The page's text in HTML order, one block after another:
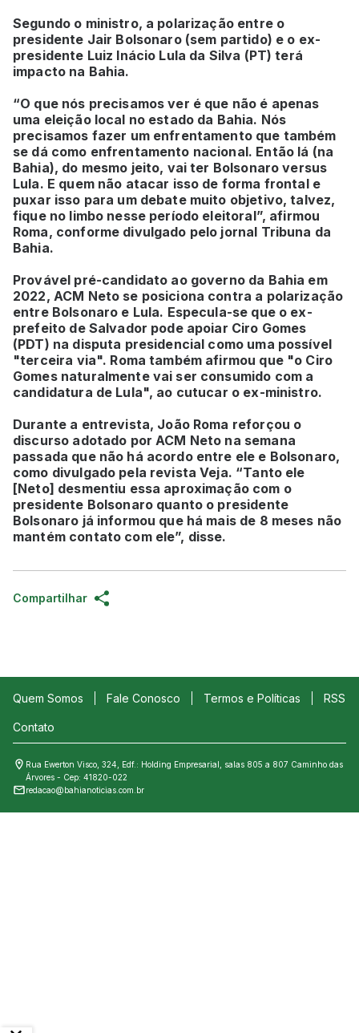
Segundo o ministro, a polarização entre o
presidente Jair Bolsonaro (sem partido) e o ex-
presidente Luiz Inácio Lula da Silva (PT) terá
impacto na Bahia.
“O que nós precisamos ver é que não é apenas
uma eleição local no estado da Bahia. Nós
precisamos fazer um enfrentamento que também
se dá como enfrentamento nacional. Então lá (na
Bahia), do mesmo jeito, vai ter Bolsonaro versus
Lula. E quem não atacar isso de forma frontal e
puxar isso para um debate muito objetivo, talvez,
fique no limbo nesse período eleitoral”, afirmou
Roma, conforme divulgado pelo jornal Tribuna da
Bahia.
Provável pré-candidato ao governo da Bahia em
2022, ACM Neto se posiciona contra a polarização
entre Bolsonaro e Lula. Especula-se que o ex-
prefeito de Salvador pode apoiar Ciro Gomes
(PDT) na disputa presidencial como uma possível
"terceira via". Roma também afirmou que "o Ciro
Gomes naturalmente vai ser consumido com a
candidatura de Lula", ao cutucar o ex-ministro.
Durante a entrevista, João Roma reforçou o
discurso adotado por ACM Neto na semana
passada que não há acordo entre ele e Bolsonaro,
como divulgado pela revista Veja. “Tanto ele
[Neto] desmentiu essa aproximação com o
presidente Bolsonaro quanto o presidente
Bolsonaro já informou que há mais de 8 meses não
mantém contato com ele”, disse.
Compartilhar
Quem Somos Fale Conosco Termos e Políticas RSS
Contato
Rua Ewerton Visco, 324, Edf.: Holding Empresarial, salas 805 a 807 Caminho das
Árvores - Cep: 41820-022
redacao@bahianoticias.com.br